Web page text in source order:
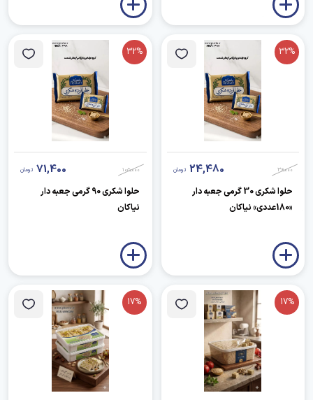
32%
36,000
24,480 تومان
حلوا شکری 30 گرمی جعبه دار
«180عددی» نیاکان
32%
105,000
71,400 تومان
حلوا شکری 90 گرمی جعبه دار
نیاکان
17%
17%